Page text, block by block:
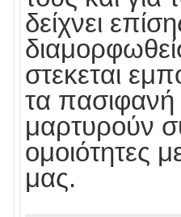
δείχνει
στεκεται
τα πασιφανή
μαρτυρούν
ομοιότητες
μας.